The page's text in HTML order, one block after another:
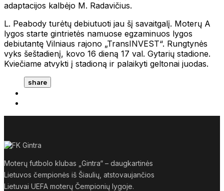
adaptacijos kalbėjo M. Radavičius.
L. Peabody turėtų debiutuoti jau šį savaitgalį. Moterų A
lygos starte gintrietės namuose egzaminuos lygos
debiutantę Vilniaus rajono „TransINVEST“. Rungtynės
vyks šeštadienį, kovo 16 dieną 17 val. Gytarių stadione.
Kviečiame atvykti į stadioną ir palaikyti geltonai juodas.
share
Moterų futbolo klubas „Gintra“ – daugkartinės
Lietuvos čempionės iš Šiaulių, atstovaujančios
Lietuvai UEFA moterų Čempionių lygoje.